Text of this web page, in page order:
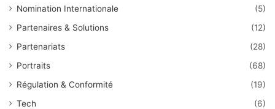
Nomination Internationale
(5)
Partenaires & Solutions
(12)
Partenariats
(28)
Portraits
(68)
Régulation & Conformité
(19)
Tech
(6)